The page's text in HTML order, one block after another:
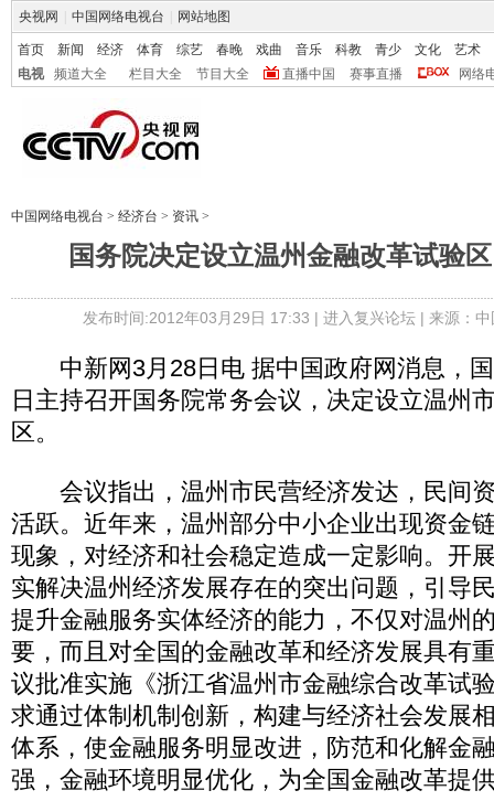
央视网 中国网络电视台 网站地图
首页 新闻 经济 体育 综艺 春晚 戏曲 音乐 科教 青少 文化
艺术
电视
频道大全 栏目大全 节目大全 直播中国 赛事直播 网络
中国网络电视台 > 经济台 > 资讯 >
国务院决定设立温州金融改革试验
发布时间:2012年03月29日 17:33 | 进入复兴论坛| 来源：
中新网3月28日电 据中国政府网消息，国
日主持召开国务院常务会议，决定设立温州
区。
会议指出，温州市民营经济发达，民间
活跃。近年来，温州部分中小企业出现资金
现象，对经济和社会稳定造成一定影响。开
实解决温州经济发展存在的突出问题，引导
提升金融服务实体经济的能力，不仅对温州
要，而且对全国的金融改革和经济发展具有
议批准实施《浙江省温州市金融综合改革试
求通过体制机制创新，构建与经济社会发展
体系，使金融服务明显改进，防范和化解金
强，金融环境明显优化，为全国金融改革提